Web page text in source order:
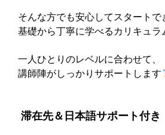
そんな方でも安心してスタートで
基礎から丁寧に学べるカリキュラ
一人ひとりのレベルに合わせて、
講師陣がしっかりサポートします
‍ 滞在先＆日本語サポート付き